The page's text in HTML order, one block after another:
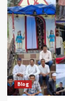
Blog